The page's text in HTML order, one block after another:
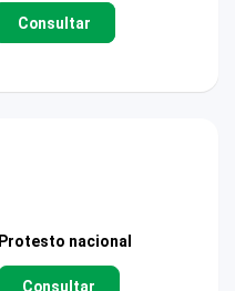
Consultar
Protesto nacional
Consultar